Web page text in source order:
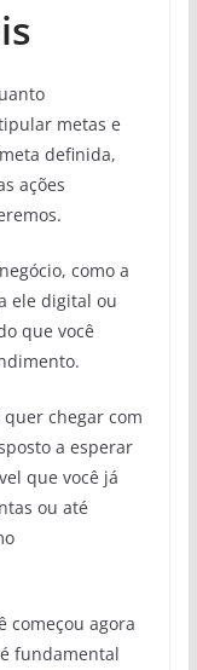
metas e
definida,
ações
como a
ele digital ou
que você
quer chegar com
a esperar
que você já
ou até
começou agora
fundamental